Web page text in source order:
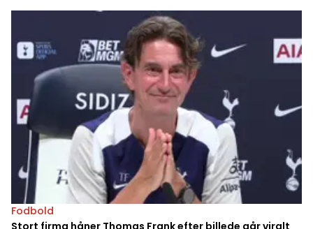
Fodbold
Stort firma håner Thomas Frank efter billede går viralt